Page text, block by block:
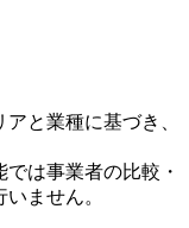
と業種に基づき、
は事業者の比較・
ません。